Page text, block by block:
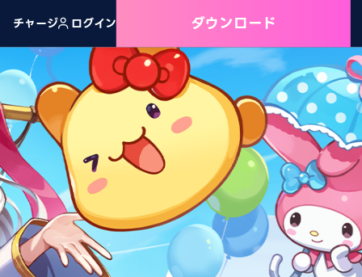
チャージ ログイン ダウンロード